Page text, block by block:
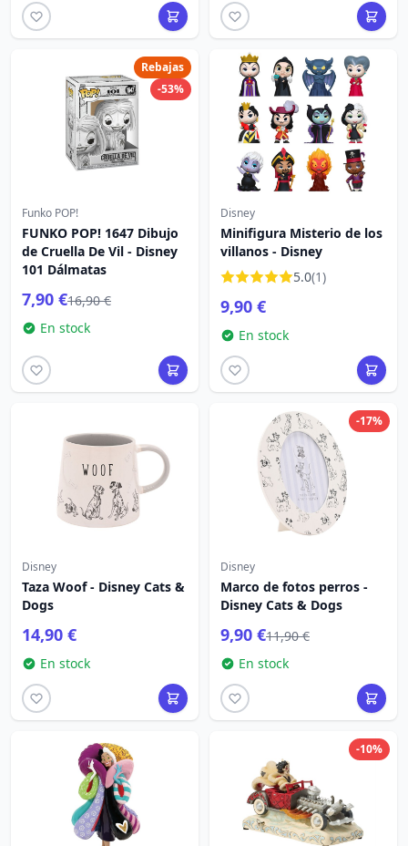
Rebajas
-53%
Funko POP!
FUNKO POP! 1647 Dibujo
de Cruella De Vil - Disney
101 Dálmatas
7,90 €16,90 €
En stock
Disney
Minifigura Misterio de los
villanos - Disney
5.0(1)
9,90 €
En stock
Disney
Taza Woof - Disney Cats &
Dogs
14,90 €
En stock
-17%
Disney
Marco de fotos perros -
Disney Cats & Dogs
9,90 €11,90 €
En stock
-10%